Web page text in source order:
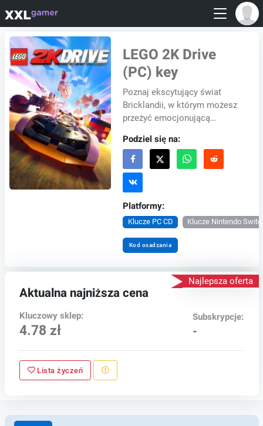
LEGO 2K Drive
(PC) key
Poznaj ekscytujący świat
Bricklandii, w którym możesz
przeżyć emocjonującą
prowadząc pojazdy LEGO®.
Dzięki możliwości ści...
Podziel się na:
Platformy:
Klucze PC CD Klucze Nintendo
Kod osadzania
Najlepsza oferta
Aktualna najniższa cena
Kluczowy sklep:
4.78 zł
Subskrypcje:
-
Lista życzeń